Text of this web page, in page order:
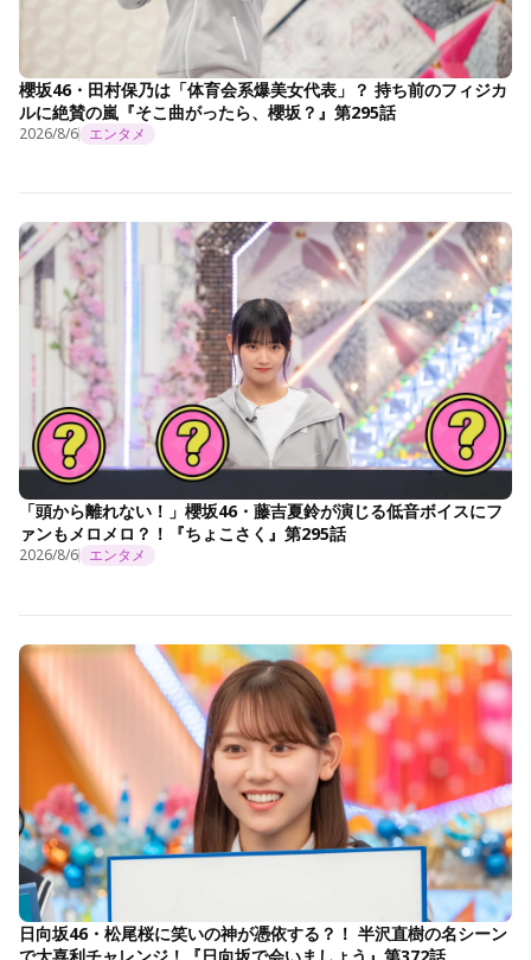
櫻坂46・田村保乃は「体育会系爆美女代表」？ 持ち前のフィジカ
ルに絶賛の嵐『そこ曲がったら、櫻坂？』第295話
2026/8/6 エンタメ
「頭から離れない！」櫻坂46・藤吉夏鈴が演じる低音ボイスにフ
ァンもメロメロ？！『ちょこさく』第295話
2026/8/6 エンタメ
日向坂46・松尾桜に笑いの神が憑依する？！ 半沢直樹の名シーン